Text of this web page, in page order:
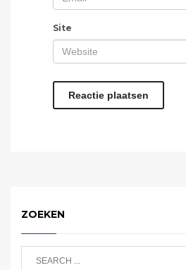
Site
ZOEKEN